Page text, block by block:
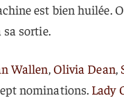
est bien huilée.
sortie.
Wallen,Olivia Dean,
nominations. Lady